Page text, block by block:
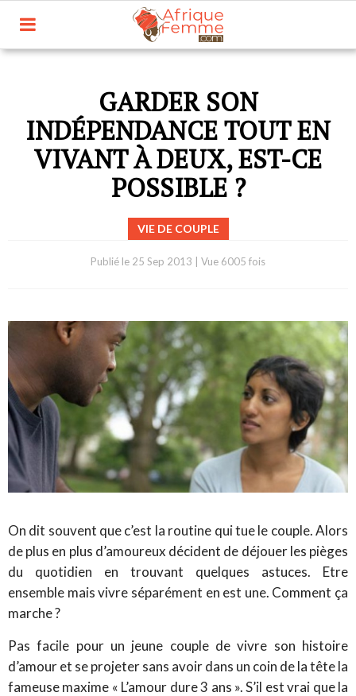
GARDER SON
INDÉPENDANCE TOUT EN
VIVANT À DEUX, EST-CE
POSSIBLE ?
VIE DE COUPLE
Publié le 25 Sep 2013 Vue 6005 fois
On dit souvent que c’est la routine qui tue le couple. Alors
de plus en plus d’amoureux décident de déjouer les pièges
du quotidien en trouvant quelques astuces. Etre
ensemble mais vivre séparément en est une. Comment ça
marche ?
Pas facile pour un jeune couple de vivre son histoire
d’amour et se projeter sans avoir dans un coin de la tête la
fameuse maxime « L’amour dure 3 ans ». S’il est vrai que la